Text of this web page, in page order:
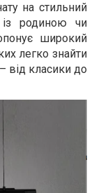
на стильний
із родиною чи
широкий
легко знайти
від класики до